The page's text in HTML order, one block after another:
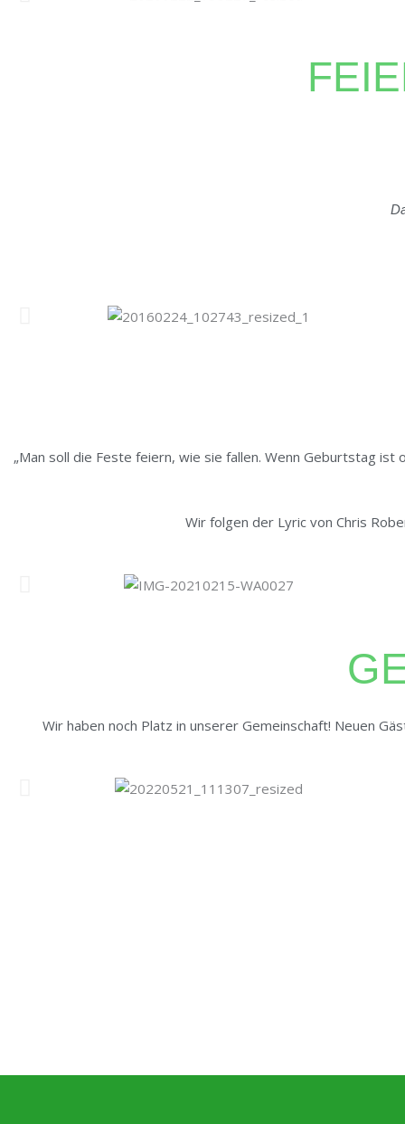
„Man soll die Feste feiern, wie sie fallen. Wenn Geburtstag
Wir folgen der Lyric von Chris
Wir haben noch Platz in unserer Gemeinschaft! Neuen